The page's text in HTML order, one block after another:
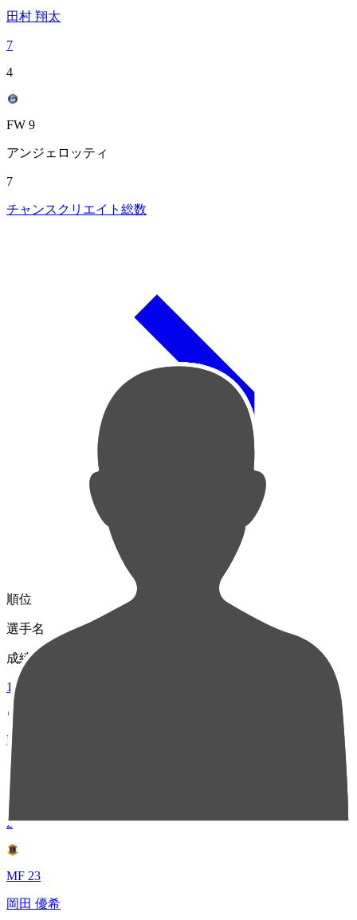
田村 翔太
7
4
FW 9
アンジェロッティ
7
チャンスクリエイト総数
順位
選手名
成績
1
MF 27
山口 卓己
86
2
MF 23
岡田 優希